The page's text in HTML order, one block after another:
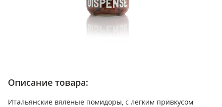
Описание товара:
Итальянские вяленые помидоры, с легким привкусом